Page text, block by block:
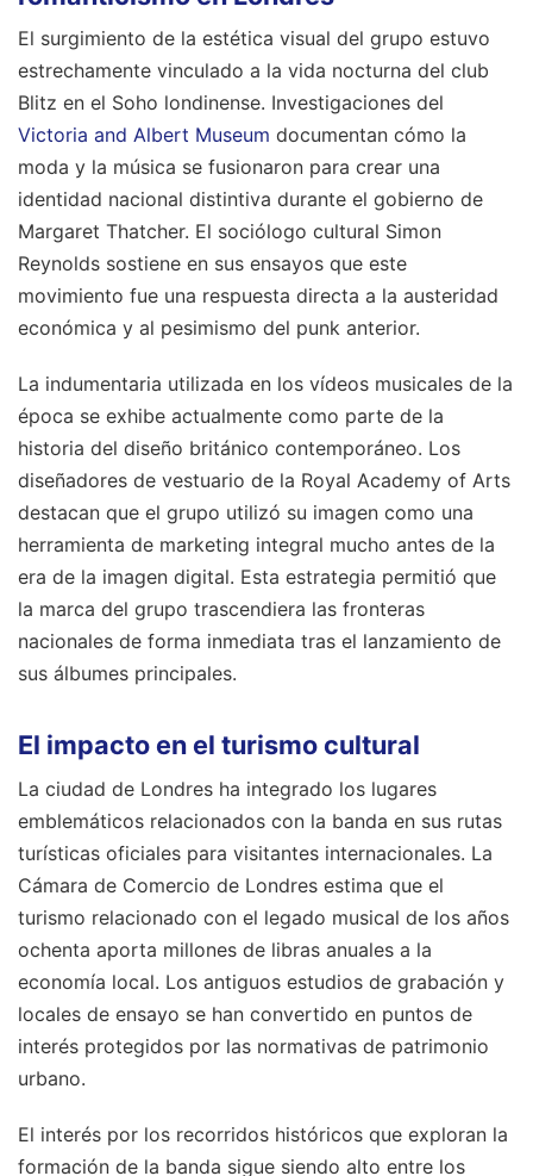
El surgimiento de la estética visual del grupo estuvo
estrechamente vinculado a la vida nocturna del club
Blitz en el Soho londinense. Investigaciones del
Victoria and Albert Museum documentan cómo la
moda y la música se fusionaron para crear una
identidad nacional distintiva durante el gobierno de
Margaret Thatcher. El sociólogo cultural Simon
Reynolds sostiene en sus ensayos que este
movimiento fue una respuesta directa a la austeridad
económica y al pesimismo del punk anterior.
La indumentaria utilizada en los vídeos musicales de la
época se exhibe actualmente como parte de la
historia del diseño británico contemporáneo. Los
diseñadores de vestuario de la Royal Academy of Arts
destacan que el grupo utilizó su imagen como una
herramienta de marketing integral mucho antes de la
era de la imagen digital. Esta estrategia permitió que
la marca del grupo trascendiera las fronteras
nacionales de forma inmediata tras el lanzamiento de
sus álbumes principales.
El impacto en el turismo cultural
La ciudad de Londres ha integrado los lugares
emblemáticos relacionados con la banda en sus rutas
turísticas oficiales para visitantes internacionales. La
Cámara de Comercio de Londres estima que el
turismo relacionado con el legado musical de los años
ochenta aporta millones de libras anuales a la
economía local. Los antiguos estudios de grabación y
locales de ensayo se han convertido en puntos de
interés protegidos por las normativas de patrimonio
urbano.
El interés por los recorridos históricos que exploran la
formación de la banda sigue siendo alto entre los